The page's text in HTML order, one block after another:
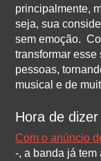
principalmente,
seja, sua
sem emoção.
transformar
pessoas,
musical e de
Hora de
Com o anúncio
-, a banda já